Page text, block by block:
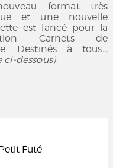
format très
et une nouvelle
est lancé pour la
Carnets de
Destinés à tous...
dessous)
Futé